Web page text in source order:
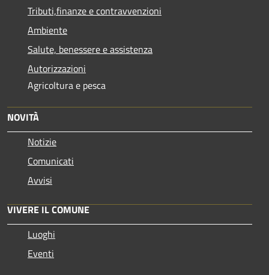
Tributi,finanze e contravvenzioni
Ambiente
Salute, benessere e assistenza
Autorizzazioni
Agricoltura e pesca
NOVITÀ
Notizie
Comunicati
Avvisi
VIVERE IL COMUNE
Luoghi
Eventi